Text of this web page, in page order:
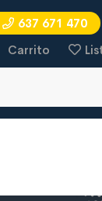
637 671 470
Carrito